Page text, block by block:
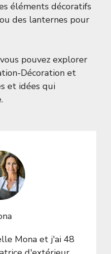
éléments décoratifs
des lanternes pour
pouvez explorer
Décoration et
et idées qui
Mona et j'ai 48